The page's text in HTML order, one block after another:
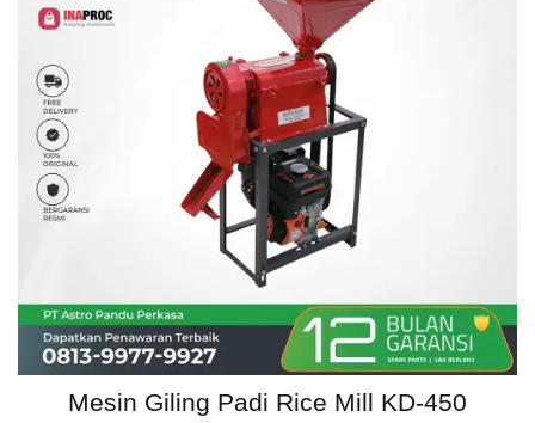
Mesin Giling Padi Rice Mill KD-450